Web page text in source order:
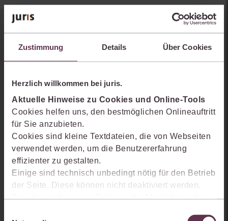
Zustimmung Details Über Cookies
Herzlich willkommen bei juris.
Aktuelle Hinweise zu Cookies und Online-Tools
Cookies helfen uns, den bestmöglichen Onlineauftritt
für Sie anzubieten.
Cookies sind kleine Textdateien, die von Webseiten
verwendet werden, um die Benutzererfahrung
effizienter zu gestalten.
Einige sind technisch unbedingt nötig für den Betrieb
der Seite. Diese können nicht deaktiviert werden.
Der Verwendung von Cookies, die Marketing- oder
Sie kennen juris noch nicht?
Möglichkeiten Ihnen das juris Portal bietet und wie mit juris Ihre